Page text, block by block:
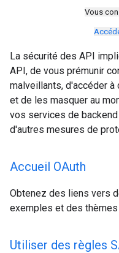
Vous
La sécurité des API
API, de vous prémunir
malveillants, d'accéder
et de les masquer au
vos services de
d'autres mesures de
Accueil OAuth
Obtenez des liens vers
exemples et des thèmes
Utiliser des règles